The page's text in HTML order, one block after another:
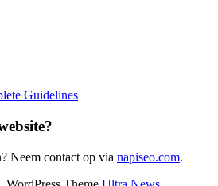
Guidelines
Neem contact op via napiseo.com.